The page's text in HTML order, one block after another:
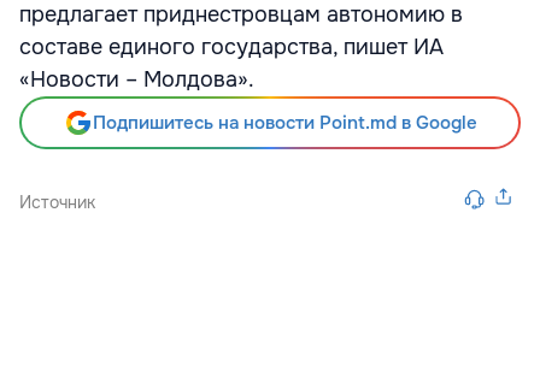
предлагает приднестровцам автономию в
составе единого государства, пишет ИА
«Новости – Молдова».
Подпишитесь на новости Point.md в Google
Источник